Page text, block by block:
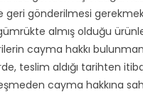
geri gönderilmesi
almış olduğu
hakkı
teslim aldığı tarihten
cayma hakkına